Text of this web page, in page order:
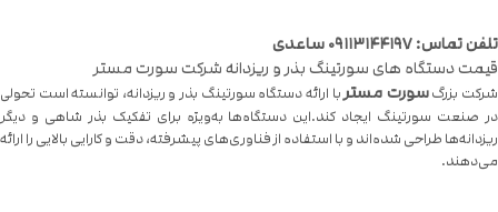
تلفن تماس: ۰۹۱۱۳۱۴۴۱۹۷ ساعدی
قیمت دستگاه های سورتینگ بذر و ریزدانه شرکت سورت مستر
شرکت بزرگسورت مستربا ارائه دستگاه سورتینگ بذر و ریزدانه، توانسته است تحولی
در صنعت سورتینگ ایجاد کند.این دستگاه‌ها به‌ویژه برای تفکیک بذر شاهی و دیگر
ریزدانه‌ها طراحی شده‌اند و با استفاده از فناوری‌های پیشرفته، دقت و کارایی بالایی را ارائه
می‌دهند.